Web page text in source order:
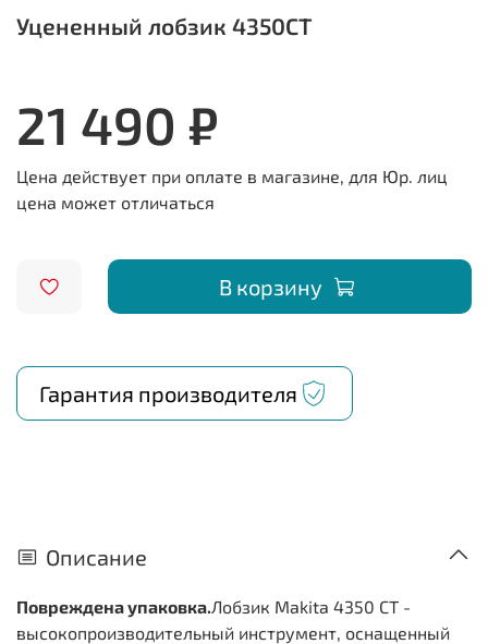
Уцененный лобзик 4350CT
21 490 ₽
В корзину
Гарантия производителя
Описание
Повреждена упаковка.Лобзик Makita 4350 CT -
высокопроизводительный инструмент, оснащенный